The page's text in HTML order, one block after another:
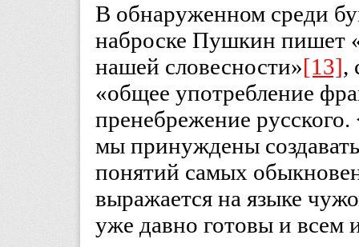
В обнаруженном среди
наброске Пушкин пишет
нашей словесности»[13],
«общее употребление
пренебрежение
мы принуждены
понятий самых
выражается на языке
уже давно готовы и всем